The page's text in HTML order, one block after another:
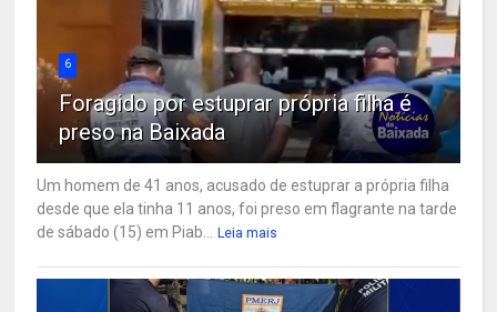
6
Foragido por estuprar própria filha é
preso na Baixada
Um homem de 41 anos, acusado de estuprar a própria filha
desde que ela tinha 11 anos, foi preso em flagrante na tarde
de sábado (15) em Piab...
Leia mais